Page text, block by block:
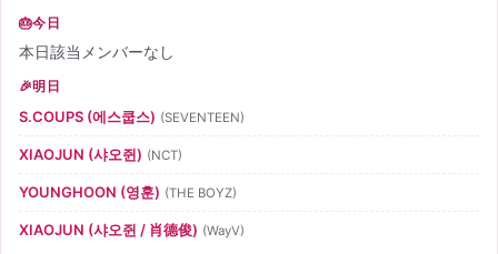
今日
本日該当メンバーなし
明日
S.COUPS (에스쿱스) (SEVENTEEN)
XIAOJUN (샤오쥔) (NCT)
YOUNGHOON (영훈) (THE BOYZ)
XIAOJUN (샤오쥔 / 肖德俊) (WayV)